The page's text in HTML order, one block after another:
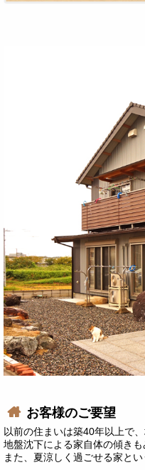
お客様のご要望
以前の住まいは築40年以上で
地盤沈下による家自体の傾き
また、夏涼しく過ごせる家と